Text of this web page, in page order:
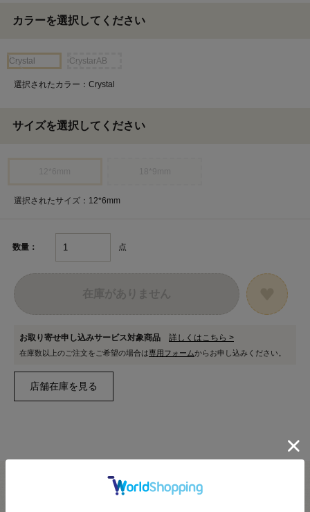
カラーを選択してください
Crystal CrystarAB
選択されたカラー：Crystal
サイズを選択してください
選択されたサイズ：12*6mm
数量： 点
お取り寄せ申し込みサービス対象商品 詳しくはこちら >
在庫数以上のご注文をご希望の場合は専用フォームからお申し込みください。
※新宿オカダヤ本店お取り扱い商品のご注文専用ページです※